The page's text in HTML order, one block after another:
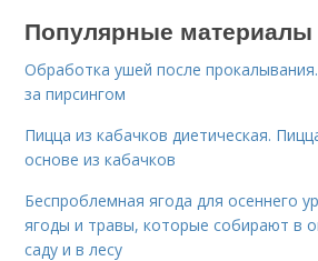
Популярные материалы
Обработка ушей после
за пирсингом
Пицца из кабачков диетическая.
основе из кабачков
Беспроблемная ягода для осеннего
ягоды и травы, которые собирают в
саду и в лесу